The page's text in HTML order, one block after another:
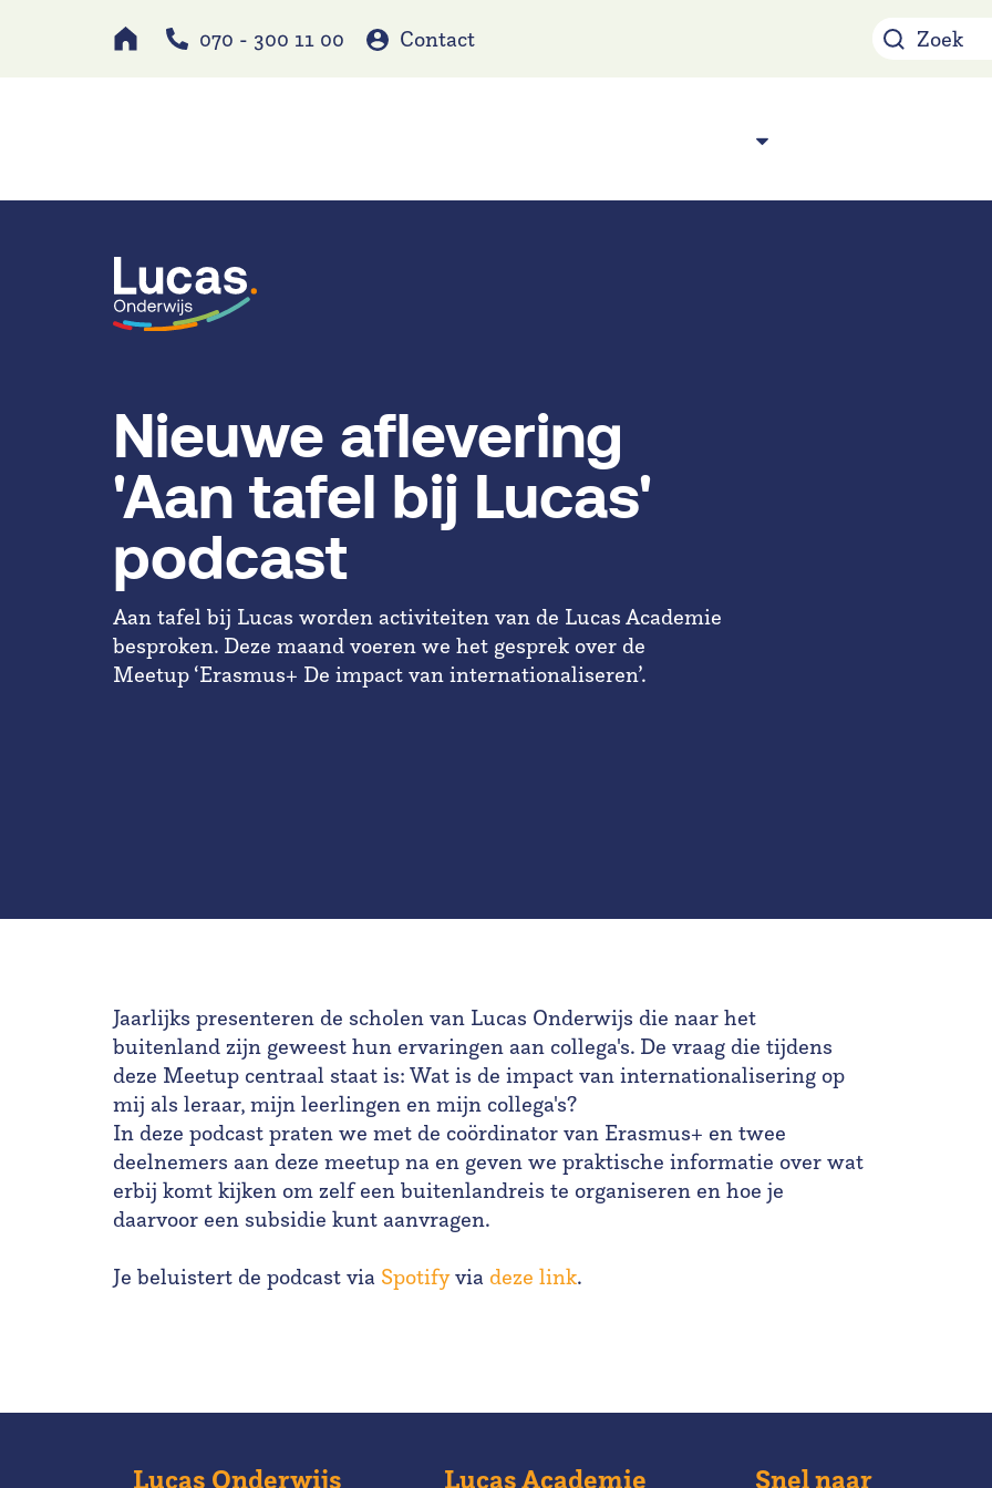
070 - 300 11 00 Contact
Nieuwe aflevering
'Aan tafel bij Lucas'
podcast
Aan tafel bij Lucas worden activiteiten van de Lucas Academie
besproken. Deze maand voeren we het gesprek over de
Meetup ‘Erasmus+ De impact van internationaliseren’.
Jaarlijks presenteren de scholen van Lucas Onderwijs die naar het
buitenland zijn geweest hun ervaringen aan collega's. De vraag die tijdens
deze Meetup centraal staat is: Wat is de impact van internationalisering op
mij als leraar, mijn leerlingen en mijn collega's?
In deze podcast praten we met de coördinator van Erasmus+ en twee
deelnemers aan deze meetup na en geven we praktische informatie over wat
erbij komt kijken om zelf een buitenlandreis te organiseren en hoe je
daarvoor een subsidie kunt aanvragen.
Je beluistert de podcast via Spotifyvia deze link.
Lucas Onderwijs Lucas Academie Snel naar